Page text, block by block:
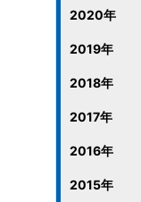
2020年
2019年
2018年
2017年
2016年
2015年